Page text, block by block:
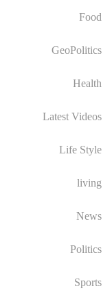
Food
GeoPolitics
Health
Latest Videos
Life Style
living
News
Politics
Sports